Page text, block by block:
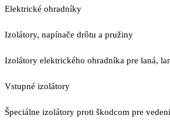
Elektrické ohradníky
Izolátory, napínače drôtu a pružiny
Izolátory elektrického ohradníka pre laná,
Vstupné izolátory
Špeciálne izolátory proti škodcom pre